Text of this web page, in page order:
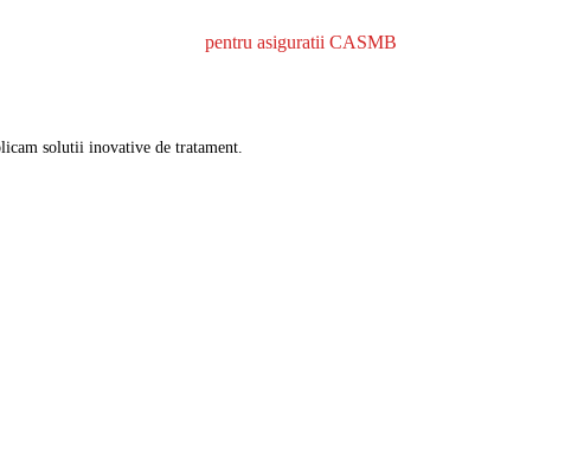
pentru asiguratii CASMB
solutii inovative de tratament.